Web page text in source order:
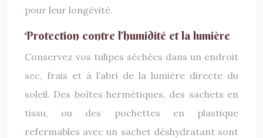
pour leur longévité.
Protection contre l’humidité et la lumière
Conservez vos tulipes séchées dans un endroit
sec, frais et à l’abri de la lumière directe du
soleil. Des boîtes hermétiques, des sachets en
tissu, ou des pochettes en plastique
refermables avec un sachet déshydratant sont